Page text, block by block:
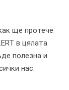
ще протече
в цялата
полезна и
нас.